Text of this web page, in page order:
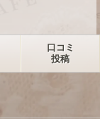
口コミ
投稿